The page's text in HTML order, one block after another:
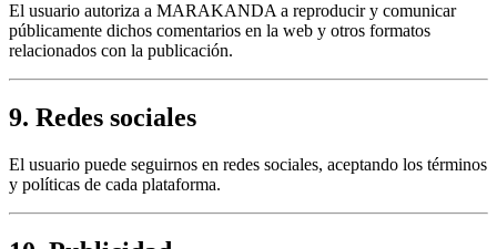
El usuario autoriza a MARAKANDA a reproducir y comunicar
públicamente dichos comentarios en la web y otros formatos
relacionados con la publicación.
9. Redes sociales
El usuario puede seguirnos en redes sociales, aceptando los términos
y políticas de cada plataforma.